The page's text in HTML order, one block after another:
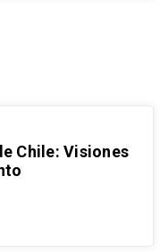
Chile: Visiones